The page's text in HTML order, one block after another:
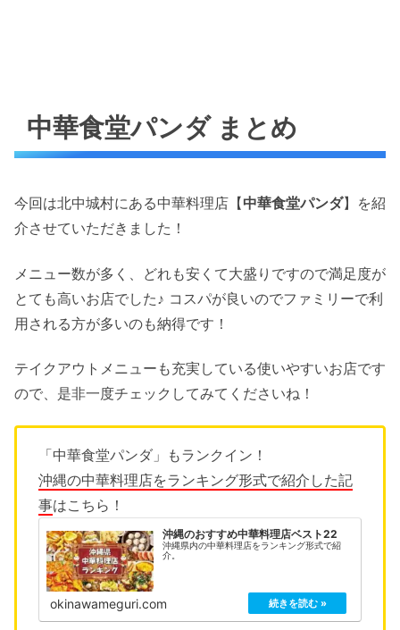
中華食堂パンダ まとめ
今回は北中城村にある中華料理店【中華食堂パンダ】を紹
介させていただきました！
メニュー数が多く、どれも安くて大盛りですので満足度が
とても高いお店でした♪ コスパが良いのでファミリーで利
用される方が多いのも納得です！
テイクアウトメニューも充実している使いやすいお店です
ので、是非一度チェックしてみてくださいね！
「中華食堂パンダ」もランクイン！
沖縄の中華料理店をランキング形式で紹介した記
事はこちら！
沖縄のおすすめ中華料理店ベスト22
沖縄県内の中華料理店をランキング形式で紹
介。
okinawameguri.com